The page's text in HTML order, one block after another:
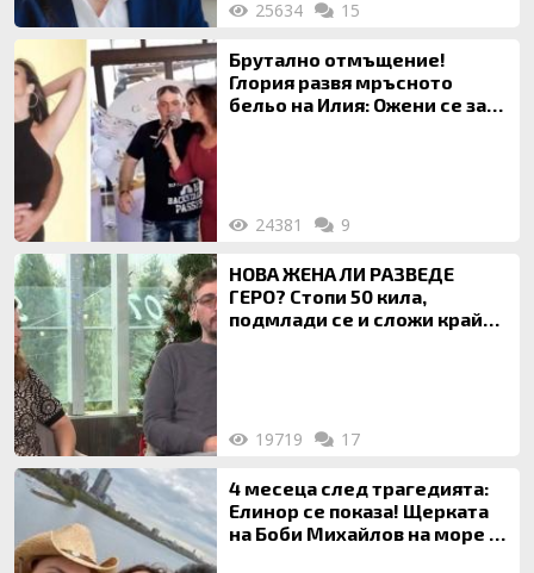
25634 15
Брутално отмъщение!
Глория развя мръсното
бельо на Илия: Ожени се за
24381 9
НОВА ЖЕНА ЛИ РАЗВЕДЕ
ГЕРО? Стопи 50 кила,
подмлади се и сложи край
19719 17
4 месеца след трагедията:
Елинор се показа! Щерката
на Боби Михайлов на море с